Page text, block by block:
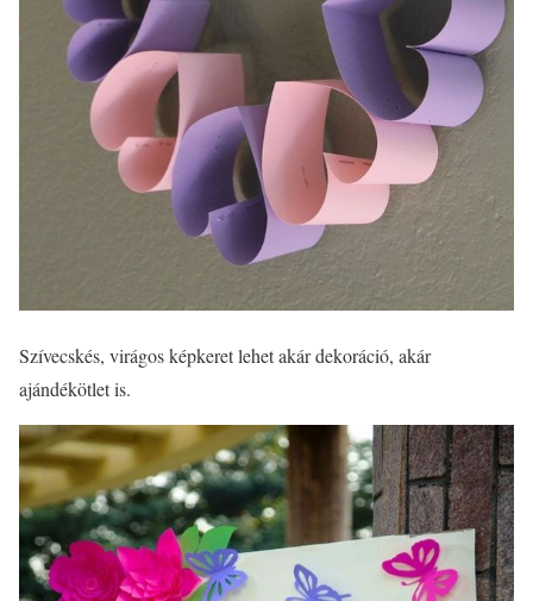
Szívecskés, virágos képkeret lehet akár dekoráció, akár
ajándékötlet is.